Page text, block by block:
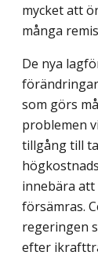
mycket att
många
De nya
som görs
problemen
tillgång till
innebära
försämras.
regeringen
efter